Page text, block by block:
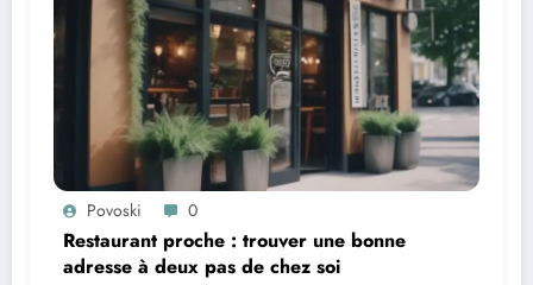
Povoski 0
Restaurant proche : trouver une bonne
adresse à deux pas de chez soi